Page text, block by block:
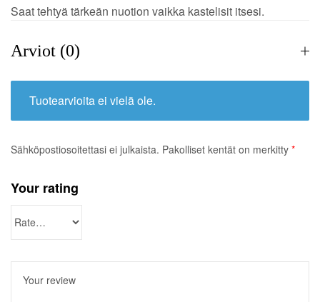
Saat tehtyä tärkeän nuotion vaikka kastelisit itsesi.
Arviot (0)
Tuotearvioita ei vielä ole.
Sähköpostiosoitettasi ei julkaista. Pakolliset kentät on merkitty *
Your rating